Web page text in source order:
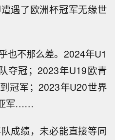
遇了欧洲杯冠军无缘世
也不那么差。2024年U1
夺冠；2023年U19欧青
冠军；2023年U20世界
军……
成绩，未必能直接等同